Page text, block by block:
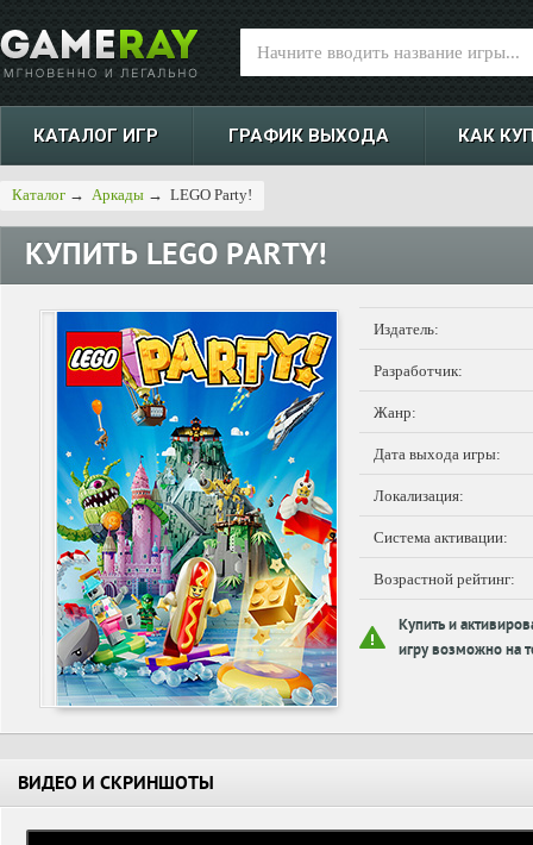
КАТАЛОГ ИГР ГРАФИК ВЫХОДА КАК
Каталог → Аркады → LEGO Party!
КУПИТЬ LEGO PARTY!
Издатель:
Разработчик:
Жанр:
Дата выхода игры:
Локализация:
Система активации:
Возрастной рейтинг:
Купить и
игру возможно на
ВИДЕО И СКРИНШОТЫ